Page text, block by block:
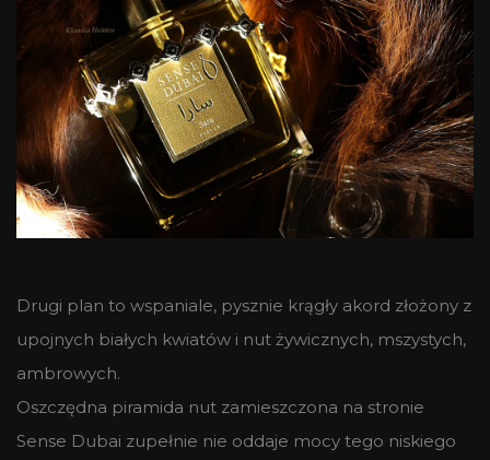
Drugi plan to wspaniale, pysznie krągły akord złożony z
upojnych białych kwiatów i nut żywicznych, mszystych,
ambrowych.
Oszczędna piramida nut zamieszczona na stronie
Sense Dubai zupełnie nie oddaje mocy tego niskiego